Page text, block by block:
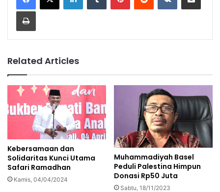
Print
Related Articles
Kebersamaan dan
Solidaritas Kunci Utama
Safari Ramadhan
Kamis, 04/04/2024
Muhammadiyah Basel
Peduli Palestina Himpun
Donasi Rp50 Juta
Sabtu, 18/11/2023